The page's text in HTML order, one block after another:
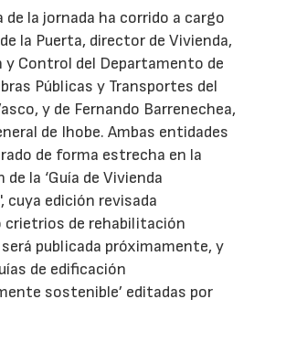
de la jornada ha corrido a cargo
la Puerta, director de Vivienda,
y Control del Departamento de
Públicas y Transportes del
y de Fernando Barrenechea,
de Ihobe. Ambas entidades
de forma estrecha en la
de la ‘Guía de Vivienda
cuya edición revisada
crietrios de rehabilitación
publicada próximamente, y
de edificación
sostenible’ editadas por